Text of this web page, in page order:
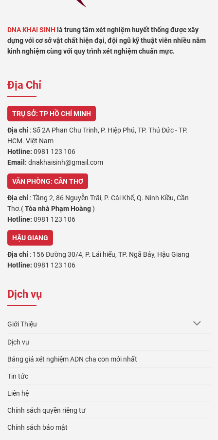
DNA KHAI SINH là trung tâm xét nghiệm huyết thống được xây
dựng với cơ sở vật chất hiện đại, đội ngũ kỹ thuật viên nhiều năm
kinh nghiệm cùng với quy trình xét nghiệm chuẩn mực.
Địa Chỉ
TRỤ SỞ: TP HỒ CHÍ MINH
Địa chỉ : Số 2A Phan Chu Trinh, P. Hiệp Phú, TP. Thủ Đức - TP.
HCM. Việt Nam
Hotline: 0981 123 106
Email: dnakhaisinh@gmail.com
VĂN PHÒNG: CẦN THƠ
Địa chỉ : Tầng 2, 86 Nguyễn Trãi, P. Cái Khế, Q. Ninh Kiều, Cần
Thơ.(Tòa nhà Phạm Hoàng)
Hotline: 0981 123 106
HẬU GIANG
Địa chỉ : 156 Đường 30/4, P. Lái hiếu, TP. Ngã Bảy, Hậu Giang
Hotline: 0981 123 106
Địa chỉ :64 Trần Phú, Phường 4 , Thành Phố Vĩnh Long, Vĩnh Long
AN GIANG
Địa chỉ
Hotline: 0981 123 106
KIÊN GIANG
Địa chỉ
Dịch vụ
Giới Thiệu
Dịch vụ
Bảng giá xét nghiệm ADN cha con mới nhất
Tin tức
Liên hệ
Chính sách quyền riêng tư
Chính sách bảo mật